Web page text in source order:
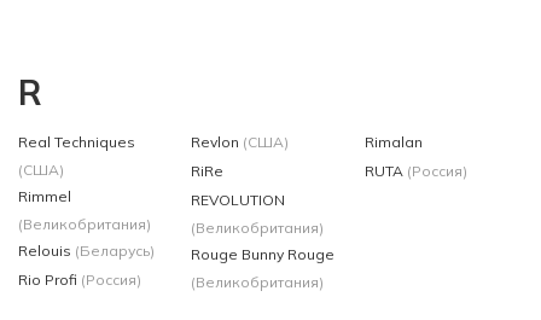
R
Real Techniques
(США)
Rimmel
(Великобритания)
Relouis (Беларусь)
Rio Profi (Россия)
Revlon (США)
RiRe
REVOLUTION
(Великобритания)
Rouge Bunny Rouge
(Великобритания)
Rimalan
RUTA (Россия)